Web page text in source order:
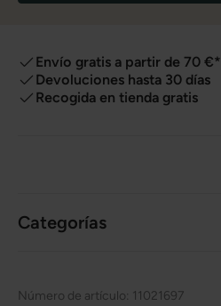
Envío gratis a partir de 70 €*
Devoluciones hasta 30 días
Recogida en tienda gratis
Categorías
Número de artículo: 11021697